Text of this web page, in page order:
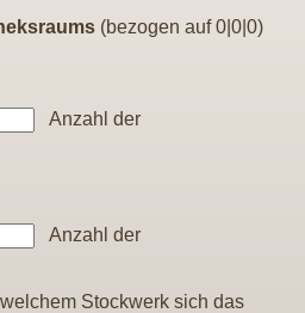
(bezogen auf 0|0|0)
Anzahl der
Anzahl der
Stockwerk sich das